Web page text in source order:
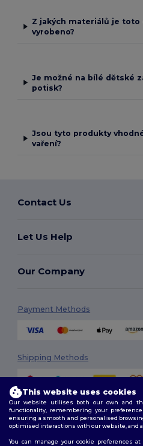
Z jakých materiálů je toto
vyrobeno?
Je možné na bílé dětské
potisk?
Jsou tyto produkty
vaření?
Contact Us
Let Us Help
Our Company
Payment Methods
Shipping Methods
This website uses cookies
Our website utilises both our own and
functionality, remembering your
ensuring a smooth and personalised
optimised interactions with our website, and
You can manage your cookie preferences